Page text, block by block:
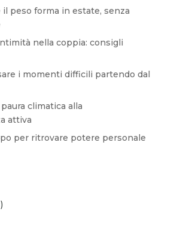
peso forma in estate, senza
nella coppia: consigli
i momenti difficili partendo dal
climatica alla
attiva
per ritrovare potere personale